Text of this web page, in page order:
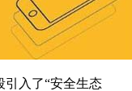
入了“安全生态